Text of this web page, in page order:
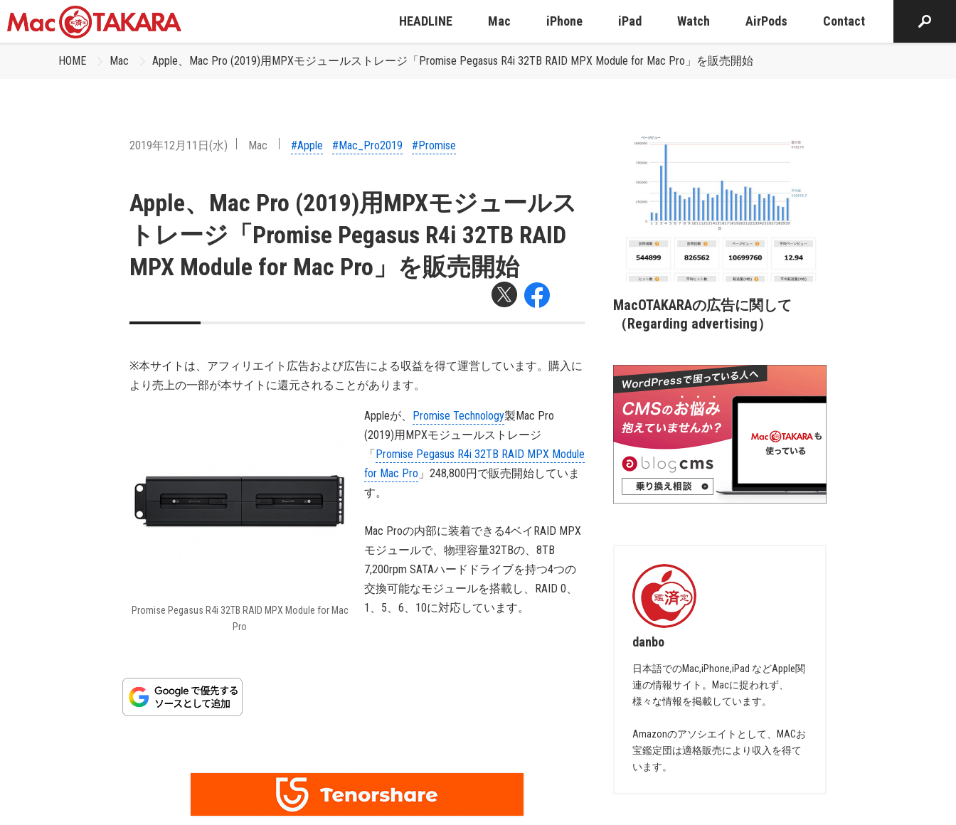
HEADLINE Mac iPhone iPad Watch AirPods Contact
HOME Mac Apple、Mac Pro (2019)用MPXモジュールストレージ「Promise Pegasus R4i 32TB RAID MPX Module for Mac Pro」を販売開始
2019年12月11日(水) Mac #Apple #Mac_Pro2019 #Promise
Apple、Mac Pro (2019)用MPXモジュールス
トレージ「Promise Pegasus R4i 32TB RAID
MPX Module for Mac Pro」を販売開始
※本サイトは、アフィリエイト広告および広告による収益を得て運営しています。購入に
より売上の一部が本サイトに還元されることがあります。
Promise Pegasus R4i 32TB RAID MPX Module for Mac
Pro
Appleが、 Promise Technology製Mac Pro
(2019)用MPXモジュールストレージ
「Promise Pegasus R4i 32TB RAID MPX Module
for Mac Pro 」248,800円で販売開始していま
す。
Mac Proの内部に装着できる4ベイRAID MPX
モジュールで、物理容量32TBの、8TB
7,200rpm SATAハードドライブを持つ4つの
交換可能なモジュールを搭載し、RAID 0、
1、5、6、10に対応しています。
MacOTAKARAの広告に関して
（Regarding advertising）
danbo
日本語でのMac,iPhone,iPad などApple関
連の情報サイト。Macに捉われず、
様々な情報を掲載しています。
Amazonのアソシエイトとして、MACお
宝鑑定団は適格販売により収入を得て
います。